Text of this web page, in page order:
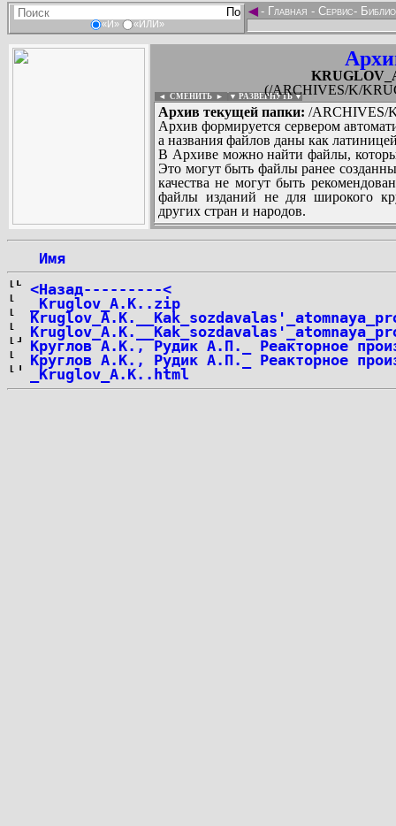
«И» «ИЛИ»
◄- Главная - Сервис-
(/ARCHIVES/K/
◄ СМЕНИТЬ ► ▼ РАЗВЕРНУТЬ ▼
Архив текущей папки: /ARCHIVES/
Архив формируется сервером
а названия файлов даны как
В Архиве можно найти файлы,
Это могут быть файлы ранее
качества не могут быть
файлы изданий не для широкого
других стран и народов.
Имя
<Назад---------<
_Kruglov_A.K..zip
Круглов А.К., Рудик А.П._ Реакторное
Круглов А.К., Рудик А.П._ Реакторное
_Kruglov_A.K..html